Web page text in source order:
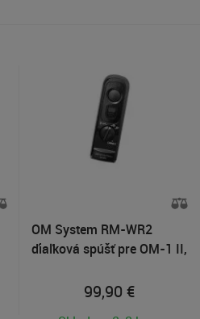
OM System RM-WR2
ďiaľková spúšť pre OM-1 II,
99,90 €